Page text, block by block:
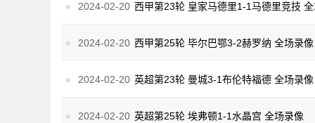
2024-02-20 西甲第23轮 皇家马德里1-1马德里竞技
2024-02-20 西甲第25轮 毕尔巴鄂3-2赫罗纳 全场录像
2024-02-20 英超第23轮 曼城3-1布伦特福德 全场录像
2024-02-20 英超第25轮 埃弗顿1-1水晶宫 全场录像